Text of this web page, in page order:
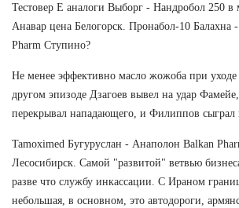
Тестовер Е аналоги Выборг - Нандробол 250 в
Анавар цена Белогорск. Пронабол-10 Балахна
Pharm Ступино?
Не менее эффективно масло жожоба при
другом эпизоде Дзагоев вывел на удар
перекрывал нападающего, и Филиппов сыграл
Tamoximed Бугуруслан - Анаполон Balkan
Лесосибирск. Самой "развитой" ветвью
разве что службу инкассации. С Ираном
небольшая, в основном, это автодороги,